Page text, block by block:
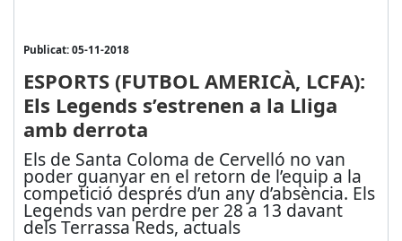
Publicat: 05-11-2018
ESPORTS (FUTBOL AMERICÀ, LCFA):
Els Legends s’estrenen a la Lliga
amb derrota
Els de Santa Coloma de Cervelló no van
poder guanyar en el retorn de l’equip a la
competició després d’un any d’absència. Els
Legends van perdre per 28 a 13 davant
dels Terrassa Reds, actuals